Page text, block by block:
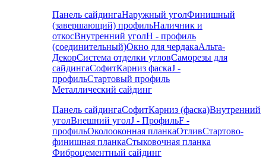
Панель сайдингаНаружный уголФинишный
(завершающий) профильНаличник и
откосВнутренний уголH - профиль
(соединительный)Окно для чердакаАльта-
ДекорСистема отделки угловСаморезы для
сайдингаСофитКарниз фаскаJ -
профильСтартовый профиль
Металлический сайдинг
Панель сайдингаСофитКарниз (фаска)Внутренний
уголВнешний уголJ - ПрофильF -
профильОколооконная планкаОтливСтартово-
финишная планкаСтыковочная планка
Фиброцементный сайдинг